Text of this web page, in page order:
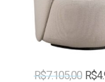
R$7.105,00 R$